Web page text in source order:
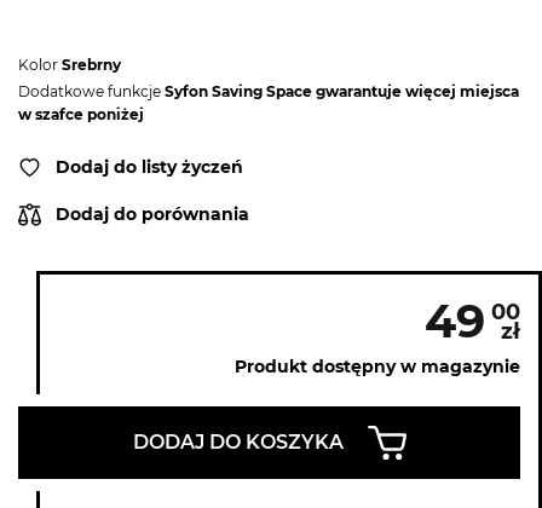
Kolor Srebrny
Dodatkowe funkcje Syfon Saving Space gwarantuje więcej miejsca
w szafce poniżej
Dodaj do listy życzeń
Dodaj do porównania
49 00
zł
Produkt dostępny w magazynie
DODAJ DO KOSZYKA